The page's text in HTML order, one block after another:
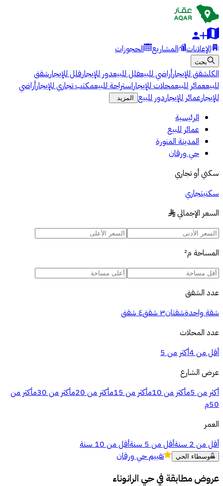
الإعلانات المشاريع الحجوزات
بحث
الكلشقق للإيجارأراضي للبيعفلل للبيعدور للإيجارفلل للإيجارشقق
للبيععمائر للبيعمحلات للإيجاراستراحة للبيعمكتب تجاري للإيجارأراضي
للإيجارعمائر للإيجاردور للبيع المزيد
الرئيسية
عمائر للبيع
المدينة المنورة
حي ورقان
سكني أو تجاري
سكنيتجاري
السعر الإجمالي §
المساحة م²
عدد الشقق
شقة واحدةشقتان٣ شقق
٤ شقق
عدد المحلات
أقل من 4 أكثر من 5
عرض الشارع
أكثر من 5م
أكثر من 10م أكثر من 15م أكثر من 20م أكثر من 30م
أكثر من
50م
العمر
أقل من 2 سنة
أقل من 5 سنة أقل من 10 سنة
وسطاء الحي تقييمحي ورقان
عروض مطابقة فيحي الرانوناء